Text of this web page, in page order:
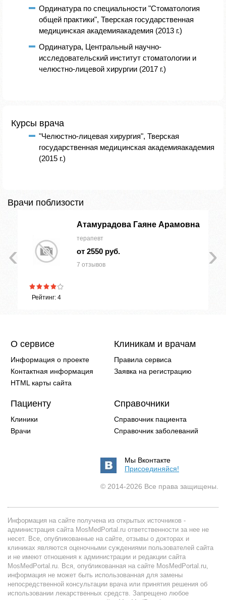
Ординатура по специальности "Стоматология
общей практики", Тверская государственная
медицинская академияакадемия (2013 г.)
Ординатура, Центральный научно-
исследовательский институт стоматологии и
челюстно-лицевой хирургии (2017 г.)
Курсы врача
"Челюстно-лицевая хирургия", Тверская
государственная медицинская академияакадемия
(2015 г.)
Врачи поблизости
›
‹
Рейтинг: 4
Атамурадова Гаяне Арамовна
терапевт
от 2550 руб.
7 отзывов
О сервисе
Информация о проекте
Контактная информация
HTML карты сайта
Клиникам и врачам
Правила сервиса
Заявка на регистрацию
Пациенту
Клиники
Врачи
Справочники
Справочник пациента
Справочник заболеваний
Мы Вконтакте
Присоединяйся!
© 2014-2026 Все права защищены.
Информация на сайте получена из открытых источников -
администрация сайта MosMedPortal.ru ответственности за нее не
несет. Все, опубликованные на сайте, отзывы о докторах и
клиниках являются оценочными суждениями пользователей сайта
и не имеют отношения к администрации и редакции сайта
MosMedPortal.ru. Вся, опубликованная на сайте MosMedPortal.ru,
информация не может быть использованная для замены
непосредственной консультации врача или принятия решения об
использовании лекарственных средств. Запрещено любое